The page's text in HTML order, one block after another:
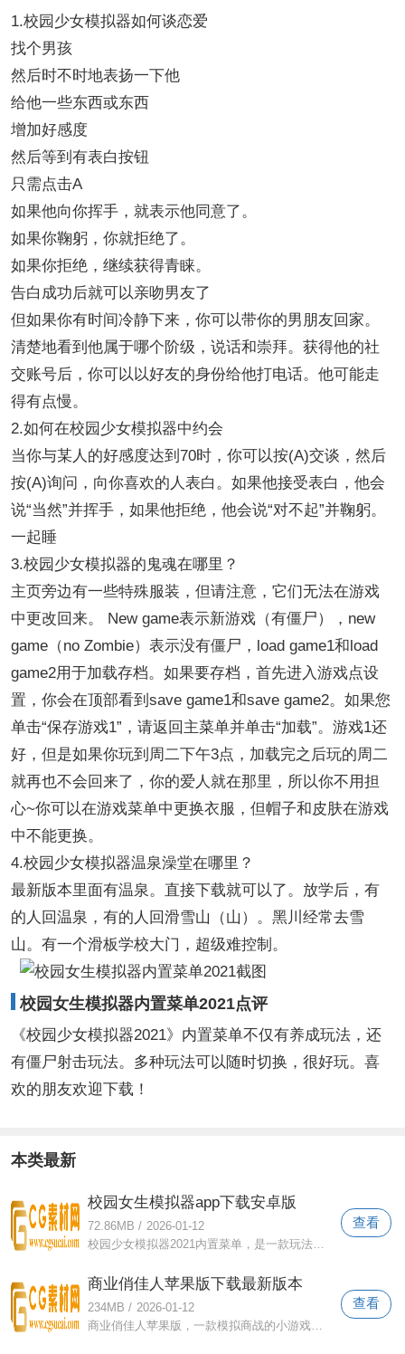
1.校园少女模拟器如何谈恋爱
找个男孩
然后时不时地表扬一下他
给他一些东西或东西
增加好感度
然后等到有表白按钮
只需点击A
如果他向你挥手，就表示他同意了。
如果你鞠躬，你就拒绝了。
如果你拒绝，继续获得青睐。
告白成功后就可以亲吻男友了
但如果你有时间冷静下来，你可以带你的男朋友回家。
清楚地看到他属于哪个阶级，说话和崇拜。获得他的社
交账号后，你可以以好友的身份给他打电话。他可能走
得有点慢。
2.如何在校园少女模拟器中约会
当你与某人的好感度达到70时，你可以按(A)交谈，然后
按(A)询问，向你喜欢的人表白。如果他接受表白，他会
说“当然”并挥手，如果他拒绝，他会说“对不起”并鞠躬。
一起睡
3.校园少女模拟器的鬼魂在哪里？
主页旁边有一些特殊服装，但请注意，它们无法在游戏
中更改回来。 New game表示新游戏（有僵尸），new
game（no Zombie）表示没有僵尸，load game1和load
game2用于加载存档。如果要存档，首先进入游戏点设
置，你会在顶部看到save game1和save game2。如果您
单击“保存游戏1”，请返回主菜单并单击“加载”。游戏1还
好，但是如果你玩到周二下午3点，加载完之后玩的周二
就再也不会回来了，你的爱人就在那里，所以你不用担
心~你可以在游戏菜单中更换衣服，但帽子和皮肤在游戏
中不能更换。
4.校园少女模拟器温泉澡堂在哪里？
最新版本里面有温泉。直接下载就可以了。放学后，有
的人回温泉，有的人回滑雪山（山）。黑川经常去雪
山。有一个滑板学校大门，超级难控制。
校园女生模拟器内置菜单2021点评
《校园少女模拟器2021》内置菜单不仅有养成玩法，还
有僵尸射击玩法。多种玩法可以随时切换，很好玩。喜
欢的朋友欢迎下载！
本类最新
校园女生模拟器app下载安卓版
72.86MB / 2026-01-12
校园少女模拟器2021内置菜单，是一款玩法自由度很高的校园模拟游戏。体验女高中生的校园生活。有各种各样的玩法，学习、恋爱、结婚、睡觉等
查看
商业俏佳人苹果版下载最新版本
234MB / 2026-01-12
商业俏佳人苹果版，一款模拟商战的小游戏。非常精彩的多个故事情节。玩家可以选择不同的路线来解锁更多的任务，买卖建筑，投资合理的项目。
查看